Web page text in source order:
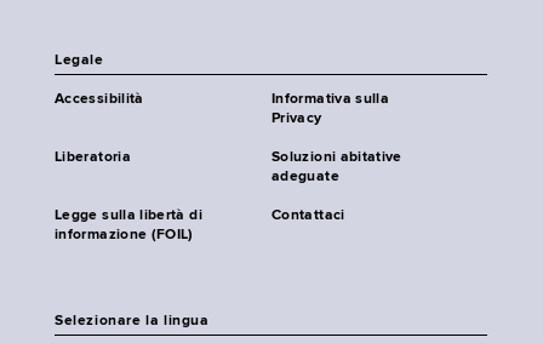
Legale
Accessibilità
Informativa sulla
Privacy
Liberatoria
Soluzioni abitative
adeguate
Legge sulla libertà di
informazione (FOIL)
Contattaci
Selezionare la lingua